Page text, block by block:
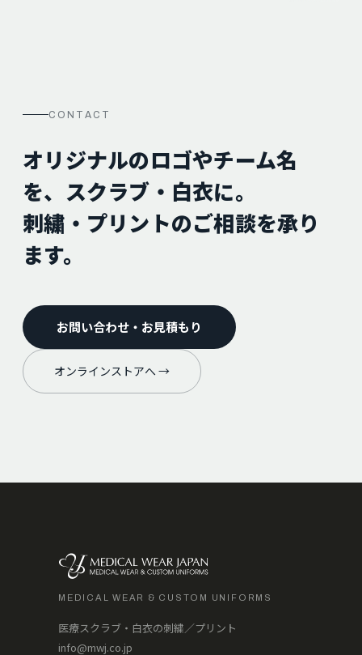
CONTACT
オリジナルのロゴやチーム名
を、スクラブ・白衣に。
刺繍・プリントのご相談を承り
ます。
お問い合わせ・お見積もり
オンラインストアへ →
MEDICAL WEAR & CUSTOM UNIFORMS
医療スクラブ・白衣の刺繍／プリント
info@mwj.co.jp